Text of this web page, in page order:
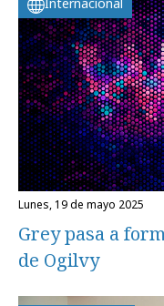
Internacional
lunes, 19 de mayo 2025
Grey pasa a
de Ogilvy